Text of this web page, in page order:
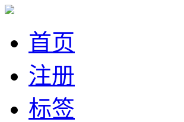
首页
注册
标签